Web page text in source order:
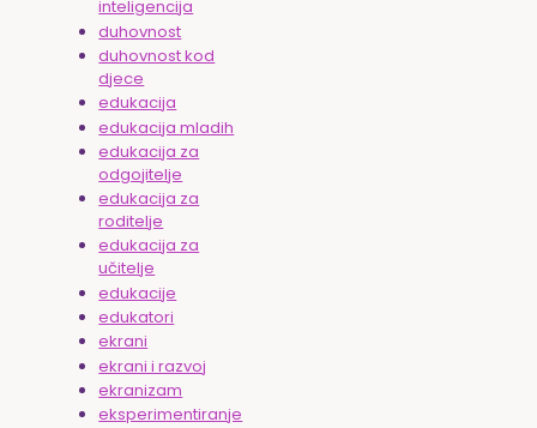
inteligencija
duhovnost
duhovnost kod
djece
edukacija
edukacija mladih
edukacija za
odgojitelje
edukacija za
roditelje
edukacija za
učitelje
edukacije
edukatori
ekrani
ekrani i razvoj
ekranizam
eksperimentiranje